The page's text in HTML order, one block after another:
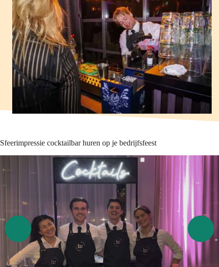
Sfeerimpressie cocktailbar huren op je bedrijfsfeest